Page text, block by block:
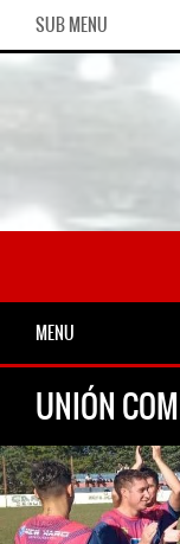
SUB MENU
MENU
UNIÓN